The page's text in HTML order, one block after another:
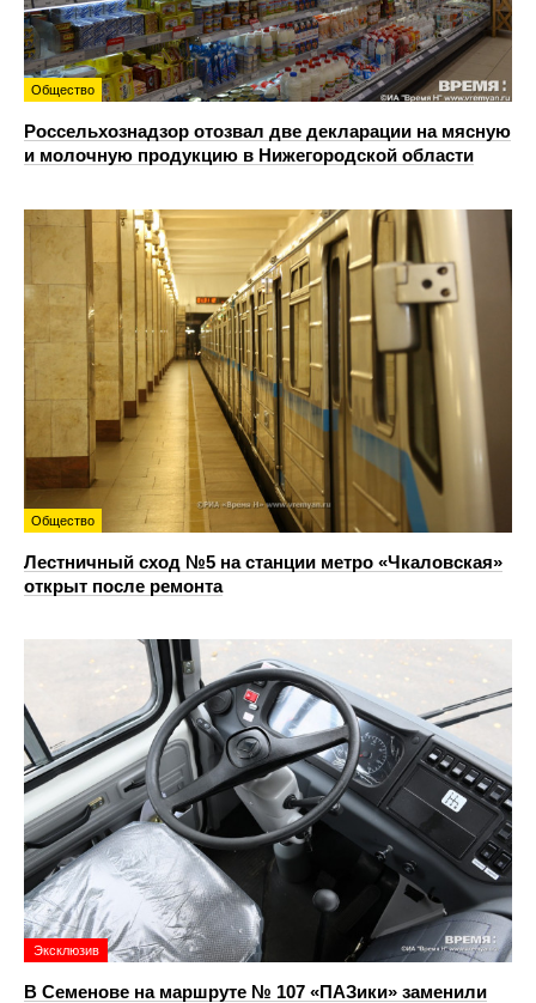
Общество
Россельхознадзор отозвал две декларации на мясную
и молочную продукцию в Нижегородской области
Общество
Лестничный сход №5 на станции метро «Чкаловская»
открыт после ремонта
Эксклюзив
В Семенове на маршруте № 107 «ПАЗики» заменили